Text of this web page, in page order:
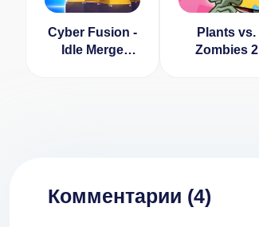
Cyber Fusion -
Idle Merge
Plants vs.
Zombies 2
Комментарии (4)